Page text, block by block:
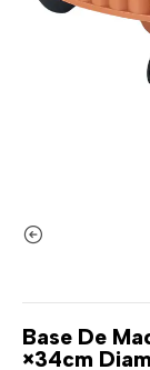
Base De
×34cm